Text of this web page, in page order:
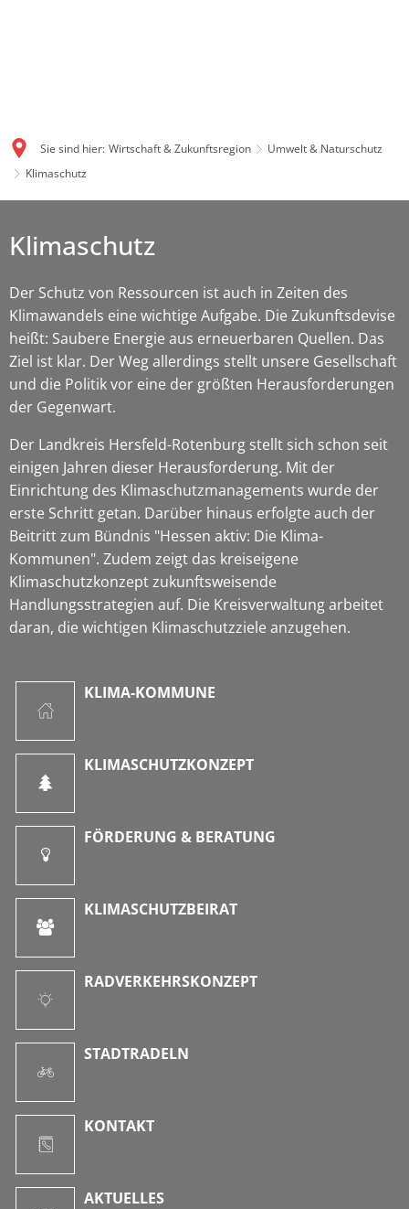
Sie sind hier: Wirtschaft & Zukunftsregion
Umwelt & Naturschutz
Klimaschutz
Klimaschutz
Der Schutz von Ressourcen ist auch in Zeiten des
Klimawandels eine wichtige Aufgabe. Die Zukunftsdevise
heißt: Saubere Energie aus erneuerbaren Quellen. Das
Ziel ist klar. Der Weg allerdings stellt unsere Gesellschaft
und die Politik vor eine der größten Herausforderungen
der Gegenwart.
Der Landkreis Hersfeld-Rotenburg stellt sich schon seit
einigen Jahren dieser Herausforderung. Mit der
Einrichtung des Klimaschutzmanagements wurde der
erste Schritt getan. Darüber hinaus erfolgte auch der
Beitritt zum Bündnis "Hessen aktiv: Die Klima-
Kommunen". Zudem zeigt das kreiseigene
Klimaschutzkonzept zukunftsweisende
Handlungsstrategien auf. Die Kreisverwaltung arbeitet
daran, die wichtigen Klimaschutzziele anzugehen.
KLIMA-KOMMUNE
KLIMASCHUTZKONZEPT
FÖRDERUNG & BERATUNG
KLIMASCHUTZBEIRAT
RADVERKEHRSKONZEPT
STADTRADELN
KONTAKT
AKTUELLES